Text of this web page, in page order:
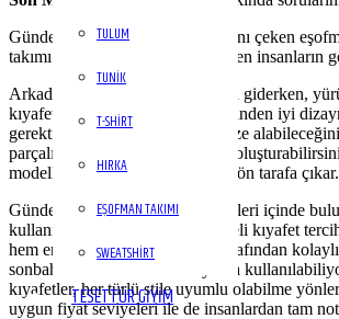
TULUM
TUNIK
T-SHIRT
HIRKA
EŞOFMAN TAKIMI
SWEATSHIRT
TESETTÜR GİYİM
Gündelik kıyafet ürünlerinin başını çeken
takımı trendini yakından takip eden insanların
Arkadaşlarınızla otururken, spora giderken,
kıyafetlerini tasarlar. Hepsi birbirinden iyi
gerektiğinde de rahatlıkla üstünüze
parçalı eşofmanlar ile de stilinizi
modelleri ile insanlar aracılığı ile ön tarafa çıkar.
Gündelik hayatın en önemli ürünleri içinde
kullanılabilecek en rahat ve kaliteli kıyafet
hem erkekler hem de kadınlar tarafından
sonbahar zamanlarında kolaylıkla
kıyafetler, her türlü stile uyumlu olabilme
uygun fiyat seviyeleri ile de insanlardan tam not